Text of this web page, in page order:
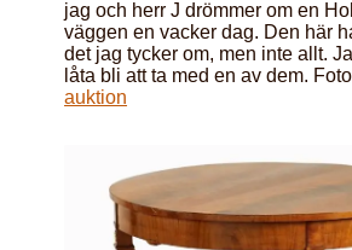
jag och herr J drömmer om en
väggen en vacker dag. Den här
det jag tycker om, men inte allt.
låta bli att ta med en av dem.
auktion